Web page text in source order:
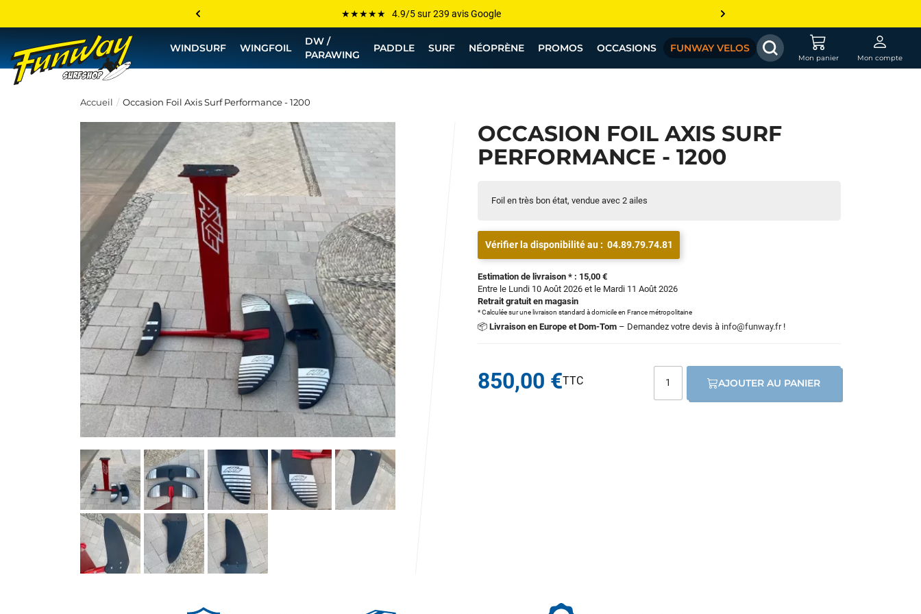
Les plus grandes marques sont chez Funway
Jusqu’à -75% de remise sur le windsurf, wingfoil, etc...
💰 Meilleur prix garanti — Moins cher ailleurs ? On s’aligne !
WINDSURF WINGFOIL
DW /
PARAWING
PADDLE SURF NÉOPRÈNE PROMOS OCCASIONS FUNWAY VELOS
Mon panier Mon compte
Accueil Occasion Foil Axis Surf Performance - 1200
OCCASION FOIL AXIS SURF
PERFORMANCE - 1200
Foil en très bon état, vendue avec 2 ailes
Vérifier la disponibilité au : 04.89.79.74.81
Estimation de livraison * : 15,00 €
Entre le Lundi 10 Août 2026 et le Mardi 11 Août 2026
Retrait gratuit en magasin
* Calculée sur une livraison standard à domicile en France métropolitaine
📦 Livraison en Europe et Dom-Tom – Demandez votre devis à info@funway.fr!
850,00 € AJOUTER AU PANIER